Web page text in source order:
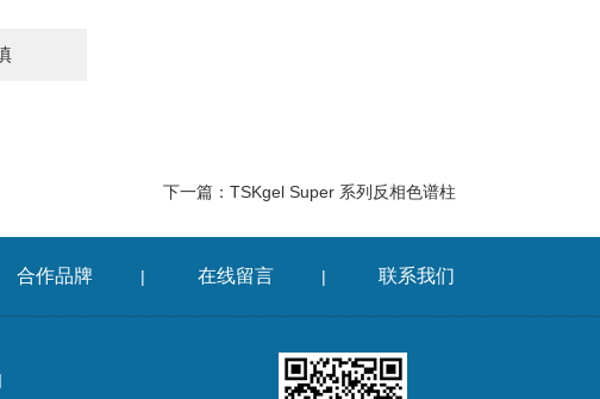
下一篇： TSKgel Super 系列反相色谱柱
合作品牌 | 在线留言 | 联系我们